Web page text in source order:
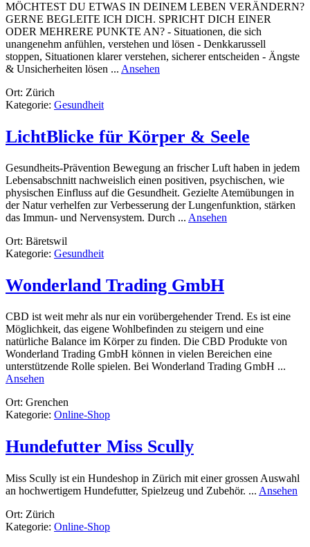
MÖCHTEST DU ETWAS IN DEINEM LEBEN VERÄNDERN?
GERNE BEGLEITE ICH DICH. SPRICHT DICH EINER
ODER MEHRERE PUNKTE AN? - Situationen, die sich
unangenehm anfühlen, verstehen und lösen - Denkkarussell
stoppen, Situationen klarer verstehen, sicherer entscheiden - Ängste
& Unsicherheiten lösen ... Ansehen
Ort: Zürich
Kategorie: Gesundheit
LichtBlicke für Körper & Seele
Gesundheits-Prävention Bewegung an frischer Luft haben in jedem
Lebensabschnitt nachweislich einen positiven, psychischen, wie
physischen Einfluss auf die Gesundheit. Gezielte Atemübungen in
der Natur verhelfen zur Verbesserung der Lungenfunktion, stärken
das Immun- und Nervensystem. Durch ... Ansehen
Ort: Bäretswil
Kategorie: Gesundheit
Wonderland Trading GmbH
CBD ist weit mehr als nur ein vorübergehender Trend. Es ist eine
Möglichkeit, das eigene Wohlbefinden zu steigern und eine
natürliche Balance im Körper zu finden. Die CBD Produkte von
Wonderland Trading GmbH können in vielen Bereichen eine
unterstützende Rolle spielen. Bei Wonderland Trading GmbH ...
Ansehen
Trading
GmbH
Ort: Grenchen
Kategorie: Online-Shop
Hundefutter Miss Scully
Miss Scully ist ein Hundeshop in Zürich mit einer grossen Auswahl
an hochwertigem Hundefutter, Spielzeug und Zubehör. ... Ansehen
Ort: Zürich
Kategorie: Online-Shop